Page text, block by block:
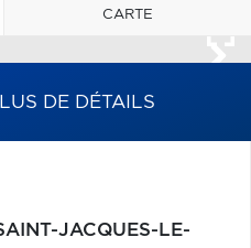
CARTE
DE DÉTAILS
JACQUES-LE-